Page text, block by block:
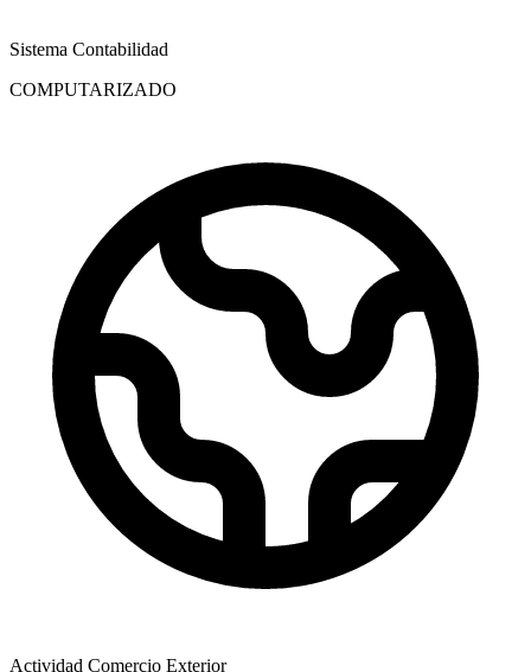
Sistema Contabilidad
COMPUTARIZADO
Actividad Comercio Exterior